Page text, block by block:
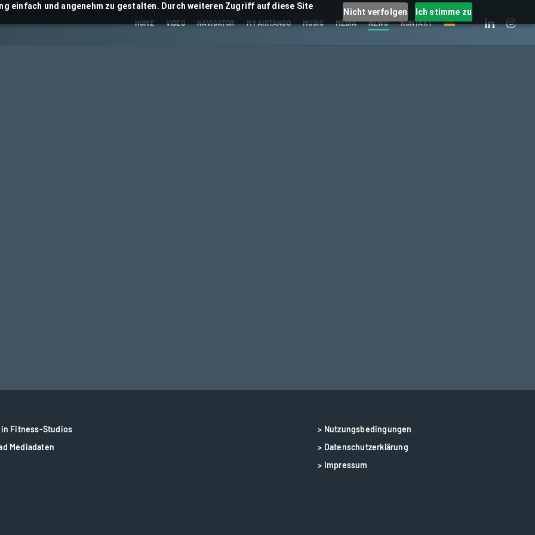
einfach und angenehm zu gestalten. Durch weiteren Zugriff auf diese Site
Nicht verfolgen Ich stimme zu
HOME VIDEO NAVIGATOR MY AIRTANGO MUSIC MEDIA NEWS KONTAKT LINKEDIN
in Fitness-Studios
Mediadaten
> Nutzungsbedingungen
> Datenschutzerklärung
> Impressum